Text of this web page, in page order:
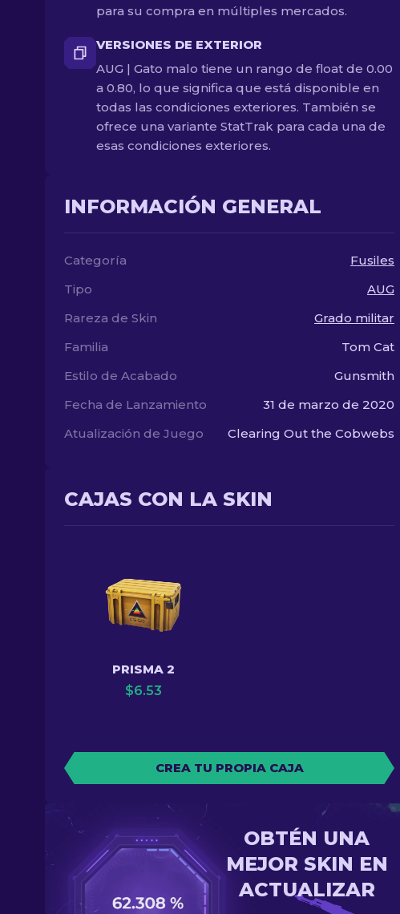
para su compra en múltiples mercados.
VERSIONES DE EXTERIOR
AUG | Gato malo tiene un rango de float de 0.00
a 0.80, lo que significa que está disponible en
todas las condiciones exteriores. También se
ofrece una variante StatTrak para cada una de
esas condiciones exteriores.
INFORMACIÓN GENERAL
Categoría
Fusiles
Tipo
AUG
Rareza de Skin
Grado militar
Familia
Tom Cat
Estilo de Acabado
Gunsmith
Fecha de Lanzamiento
31 de marzo de 2020
Atualización de Juego
Clearing Out the Cobwebs
CAJAS CON LA SKIN
PRISMA 2
$6.53
CREA TU PROPIA CAJA
OBTÉN UNA
MEJOR SKIN EN
ACTUALIZAR